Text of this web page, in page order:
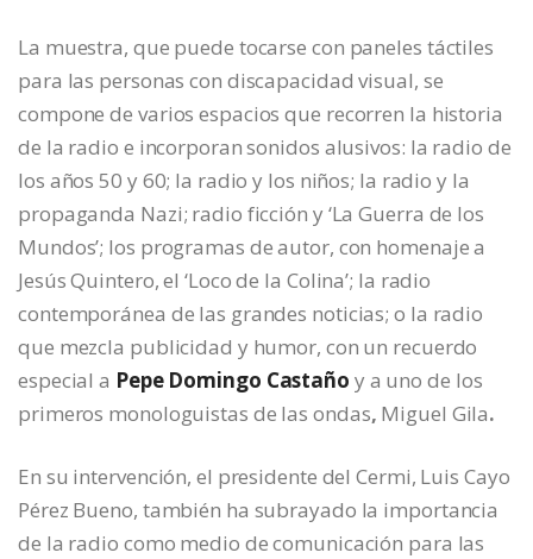
La muestra, que puede tocarse con paneles táctiles
para las personas con discapacidad visual, se
compone de varios espacios que recorren la historia
de la radio e incorporan sonidos alusivos: la radio de
los años 50 y 60; la radio y los niños; la radio y la
propaganda Nazi; radio ficción y ‘La Guerra de los
Mundos’; los programas de autor, con homenaje a
Jesús Quintero, el ‘Loco de la Colina’; la radio
contemporánea de las grandes noticias; o la radio
que mezcla publicidad y humor, con un recuerdo
especial a Pepe Domingo Castaño y a uno de los
primeros monologuistas de las ondas, Miguel Gila.
En su intervención, el presidente del Cermi, Luis Cayo
Pérez Bueno, también ha subrayado la importancia
de la radio como medio de comunicación para las